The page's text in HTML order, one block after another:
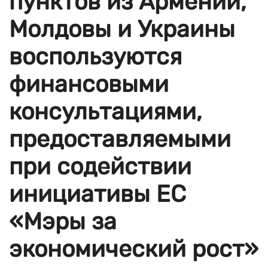
Молдовы и Украины
воспользуются
финансовыми
консультациями,
предоставляемыми
при содействии
инициативы ЕС
«Мэры за
экономический рост»